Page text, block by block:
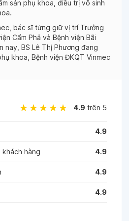
sản phụ khoa, điều trị vô sinh
bác sĩ từng giữ vị trí Trưởng
Cẩm Phả và Bệnh viện Bãi
nay, BS Lê Thị Phương đang
khoa, Bệnh viện ĐKQT Vinmec
4.9 trên 5
4.9
hàng 4.9
4.9
4.9